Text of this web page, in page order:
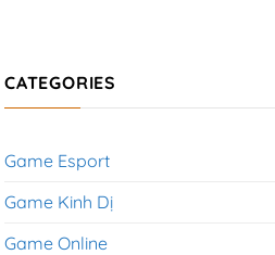
CATEGORIES
Game Esport
Game Kinh Dị
Game Online